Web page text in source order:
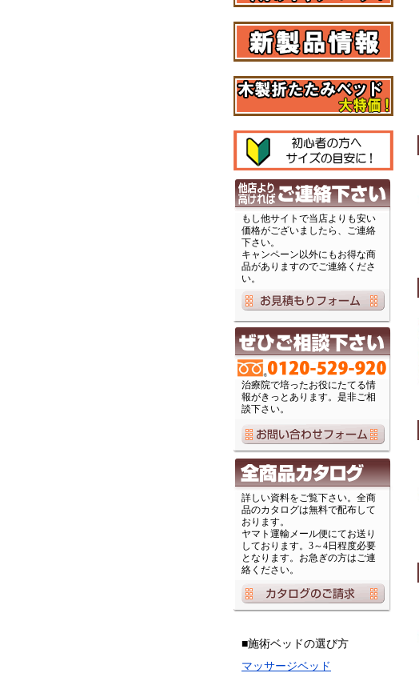
もし他サイトで当店よりも安い
価格がございましたら、ご連絡
下さい。
キャンペーン以外にもお得な商
品がありますのでご連絡くださ
い。
治療院で培ったお役にたてる情
報がきっとあります。是非ご相
談下さい。
詳しい資料をご覧下さい。全商
品のカタログは無料で配布して
おります。
ヤマト運輸メール便にてお送り
しております。3～4日程度必要
となります。お急ぎの方はご連
絡ください。
■施術ベッドの選び方
マッサージベッド